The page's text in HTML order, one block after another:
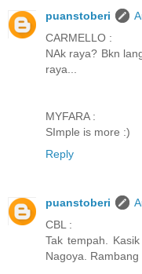
puanstoberi
CARMELLO :
NAk raya? Bkn
raya...
MYFARA :
SImple is more :)
Reply
puanstoberi
CBL :
Tak tempah.
Nagoya.